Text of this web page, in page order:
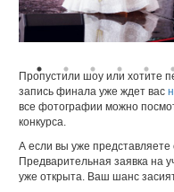
Пропустили шоу или хотите
запись финала уже ждет вас
все фотографии можно
конкурса.
А если вы уже
Предварительная заявка на
уже открыта. Ваш шанс